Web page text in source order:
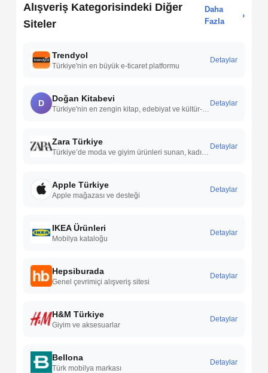
Alışveriş Kategorisindeki Diğer
Siteler
Daha
Fazla
›
Trendyol
Türkiye'nin en büyük e-ticaret platformu
Detaylar
D Doğan Kitabevi Detaylar
Zara Türkiye Detaylar
Apple Türkiye
Apple mağazası ve desteği
Detaylar
IKEA Ürünleri
Mobilya kataloğu
Detaylar
Hepsiburada
Genel çevrimiçi alışveriş sitesi
Detaylar
H&M Türkiye
Giyim ve aksesuarlar
Detaylar
Bellona
Türk mobilya markası
Detaylar